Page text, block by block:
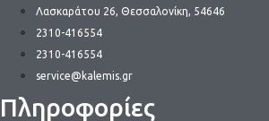
Λασκαράτου 26, Θεσσαλονίκη, 54646
2310-416554
2310-416554
service@kalemis.gr
Πληροφορίες